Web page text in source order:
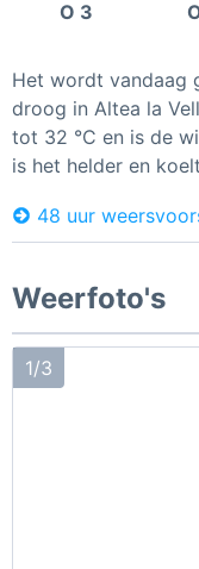
O 3
Het wordt vandaag
droog in Altea la
tot 32 °C en is de
is het helder en
48 uur
Weerfoto's
1/3